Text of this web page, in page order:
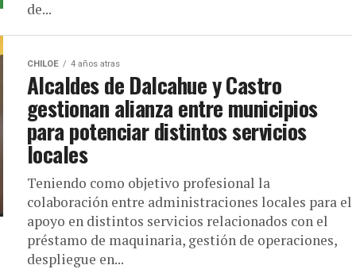
de...
CHILOE 4 años atras
Alcaldes de Dalcahue y Castro
gestionan alianza entre municipios
para potenciar distintos servicios
locales
Teniendo como objetivo profesional la
colaboración entre administraciones locales para el
apoyo en distintos servicios relacionados con el
préstamo de maquinaria, gestión de operaciones,
despliegue en...